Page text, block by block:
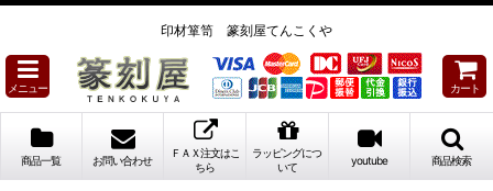
印材箪笥 篆刻屋てんこくや
メニュー カート
商品一覧 お問い合わせ
ＦＡＸ注文はこ
ちら
ラッピングにつ
いて
youtube 商品検索